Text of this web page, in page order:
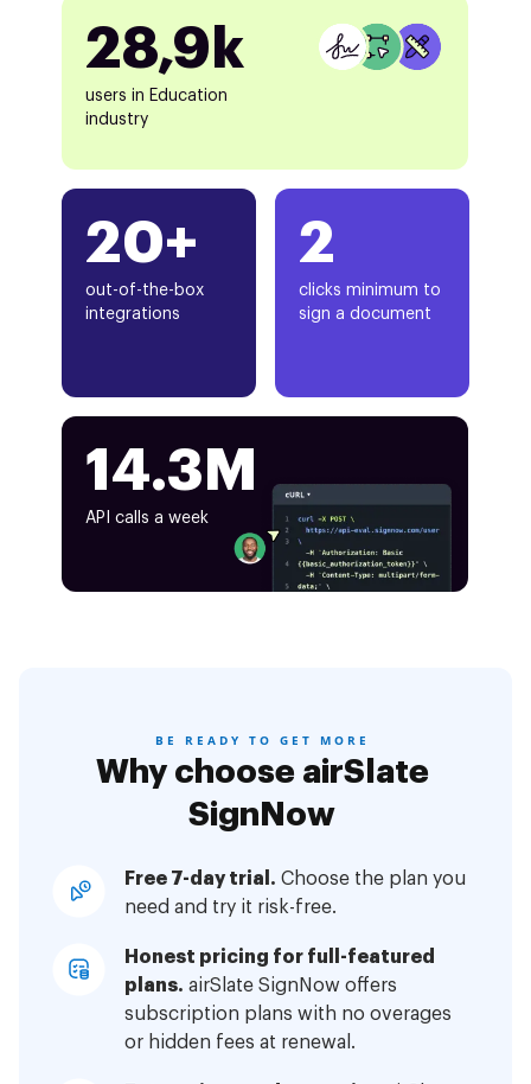
20+
out-of-the-box
integrations
28,9k
users in Education
industry
2
clicks minimum to
sign a document
14.3M
API calls a week
BE READY TO GET MORE
Why choose airSlate
SignNow
Free 7-day trial. Choose the plan you
need and try it risk-free.
Honest pricing for full-featured
plans. airSlate SignNow offers
subscription plans with no overages
or hidden fees at renewal.